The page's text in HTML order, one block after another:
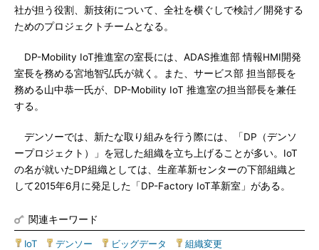
社が担う役割、新技術について、全社を横ぐしで検討／開発する
ためのプロジェクトチームとなる。
DP-Mobility IoT推進室の室長には、ADAS推進部 情報HMI開発
室長を務める宮地智弘氏が就く。また、サービス部 担当部長を
務める山中恭一氏が、DP-Mobility IoT 推進室の担当部長を兼任
する。
デンソーでは、新たな取り組みを行う際には、「DP（デンソ
ープロジェクト）」を冠した組織を立ち上げることが多い。IoT
の名が就いたDP組織としては、生産革新センターの下部組織と
して2015年6月に発足した「DP-Factory IoT革新室」がある。
関連キーワード
IoT デンソー ビッグデータ 組織変更